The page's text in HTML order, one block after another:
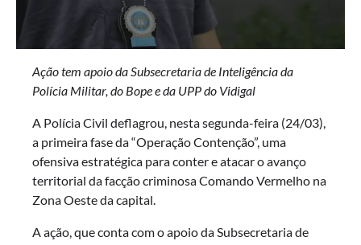
Ação tem apoio da Subsecretaria de Inteligência da
Polícia Militar, do Bope e da UPP do Vidigal
A Polícia Civil deflagrou, nesta segunda-feira (24/03),
a primeira fase da “Operação Contenção”, uma
ofensiva estratégica para conter e atacar o avanço
territorial da facção criminosa Comando Vermelho na
Zona Oeste da capital.
A ação, que conta com o apoio da Subsecretaria de